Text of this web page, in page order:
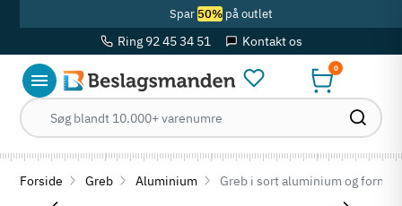
Spar 50%på outlet
Ring 92 45 34 51 Kontakt os
0
Forside Greb Aluminium Greb i sort aluminium og